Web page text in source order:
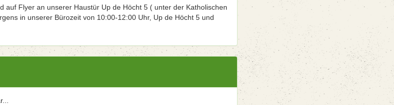
auf Flyer an unserer Haustür Up de Höcht 5 ( unter der Katholischen
in unserer Bürozeit von 10:00-12:00 Uhr, Up de Höcht 5 und